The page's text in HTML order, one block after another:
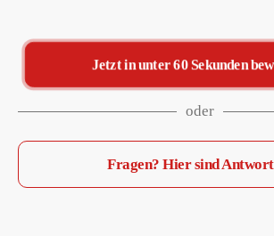
Jetzt in unter 60 Sekunden
oder
Fragen? Hier sind